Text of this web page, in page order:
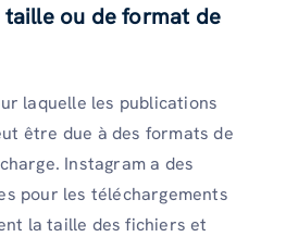
taille ou de format de
laquelle les publications
être due à des formats de
Instagram a des
pour les téléchargements
la taille des fichiers et